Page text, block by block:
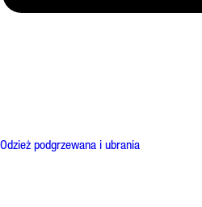
Odzież podgrzewana i ubrania